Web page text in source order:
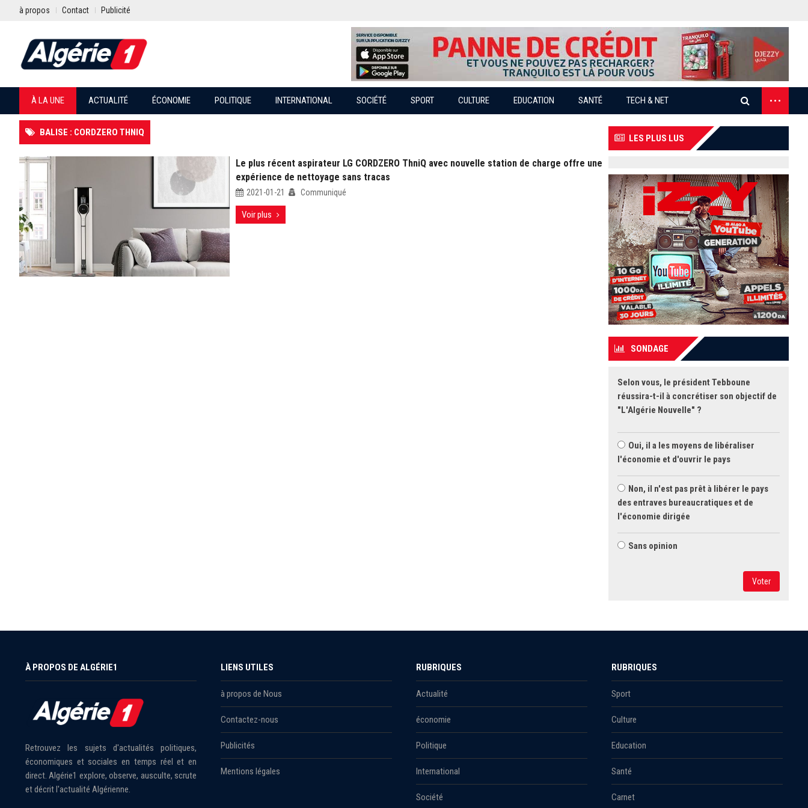
à propos Contact Publicité
À LA UNE ACTUALITÉ ÉCONOMIE POLITIQUE INTERNATIONAL SOCIÉTÉ SPORT CULTURE EDUCATION SANTÉ TECH & NET ...
BALISE : CORDZERO THNIQ
Le plus récent aspirateur LG CORDZERO ThniQ avec nouvelle station de charge offre une
expérience de nettoyage sans tracas
2021-01-21 Communiqué
Voir plus
LES PLUS LUS
SONDAGE
Selon vous, le président Tebboune
réussira-t-il à concrétiser son objectif de
"L'Algérie Nouvelle" ?
Oui, il a les moyens de libéraliser
l'économie et d'ouvrir le pays
Non, il n'est pas prêt à libérer le pays
des entraves bureaucratiques et de
l'économie dirigée
Sans opinion
Voter
À PROPOS DE ALGÉRIE1
Retrouvez les sujets d'actualités politiques,
économiques et sociales en temps réel et en
direct. Algérie1 explore, observe, ausculte, scrute
et décrit l'actualité Algérienne.
LIENS UTILES
à propos de Nous
Contactez-nous
Publicités
Mentions légales
RUBRIQUES
Actualité
économie
Politique
International
Société
RUBRIQUES
Sport
Culture
Education
Santé
Carnet